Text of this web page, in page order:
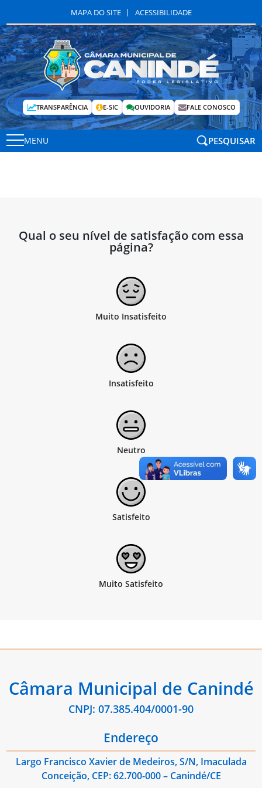
MAPA DO SITE ACESSIBILIDADE
TRANSPARÊNCIA E-SIC OUVIDORIA FALE CONOSCO
MENU PESQUISAR
Qual o seu nível de satisfação com essa
página?
Câmara Municipal de Canindé
CNPJ: 07.385.404/0001-90
Endereço
Largo Francisco Xavier de Medeiros, S/N, Imaculada
Conceição, CEP: 62.700-000 – Canindé/CE